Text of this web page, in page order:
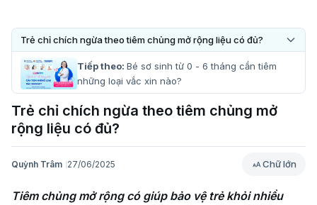
Trẻ chỉ chích ngừa theo tiêm chủng mở rộng liệu có đủ?
Tiếp theo: Bé sơ sinh từ 0 - 6 tháng cần tiêm
những loại vắc xin nào?
Trẻ chỉ chích ngừa theo tiêm chủng mở
rộng liệu có đủ?
Quỳnh Trâm 27/06/2025 Chữ lớn
Tiêm chủng mở rộng có giúp bảo vệ trẻ khỏi nhiều